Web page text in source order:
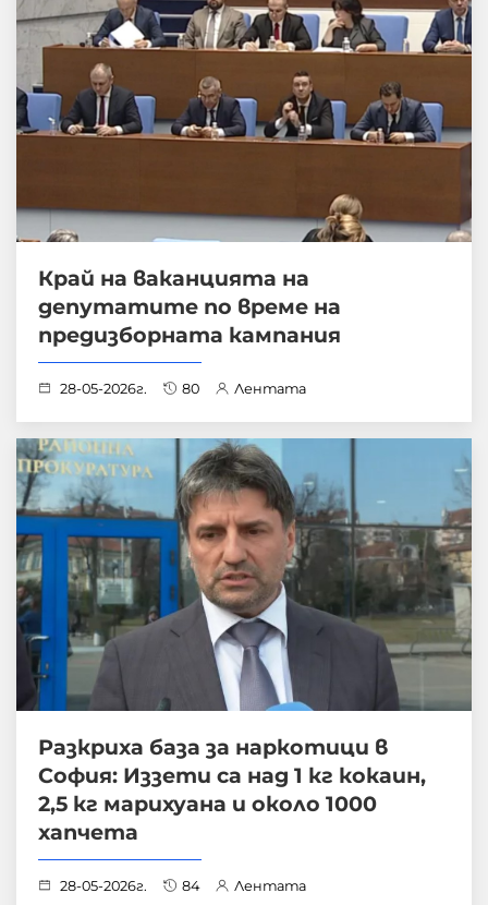
Край на ваканцията на
депутатите по време на
предизборната кампания
28-05-2026г. 80 Лентата
Разкриха база за наркотици в
София: Иззети са над 1 кг кокаин,
2,5 кг марихуана и около 1000
хапчета
28-05-2026г. 84 Лентата